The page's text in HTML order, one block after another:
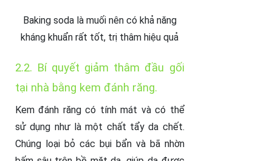
Baking soda là muối nên có khả năng
kháng khuẩn rất tốt, trị thâm hiệu quả
2.2. Bí quyết giảm thâm đầu gối
tại nhà bằng kem đánh răng.
Kem đánh răng có tính mát và có thể
sử dụng như là một chất tẩy da chết.
Chúng loại bỏ các bụi bẩn và bã nhờn